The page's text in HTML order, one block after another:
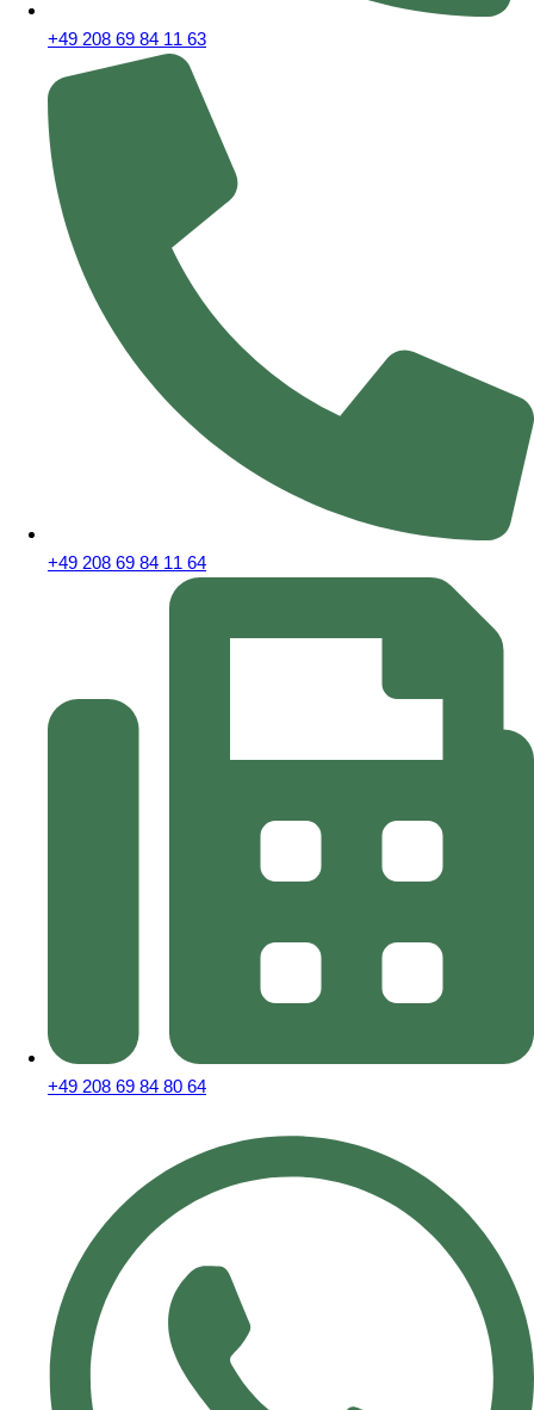
+49 208 69 84 11 63
+49 208 69 84 11 64
+49 208 69 84 80 64